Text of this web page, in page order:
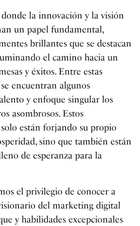
la innovación y la visión
un papel fundamental,
brillantes que se destacan
el camino hacia un
y éxitos. Entre estas
encuentran algunos
y enfoque singular los
asombrosos. Estos
están forjando su propio
sino que también están
de esperanza para la
el privilegio de conocer a
del marketing digital
y habilidades excepcionales